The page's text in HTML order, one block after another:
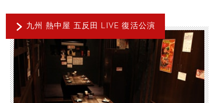
九州 熱中屋 五反田 LIVE 復活公演